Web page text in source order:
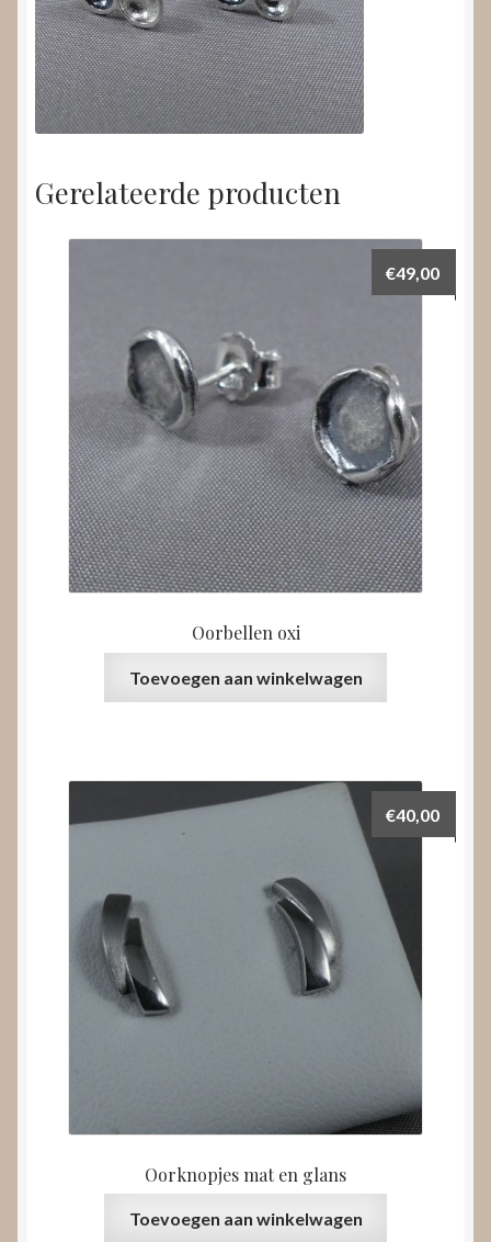
Gerelateerde producten
Oorbellen oxi
€49,00
Toevoegen aan winkelwagen
Oorknopjes mat en glans
€40,00
Toevoegen aan winkelwagen